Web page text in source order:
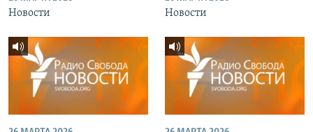
Новости Новости